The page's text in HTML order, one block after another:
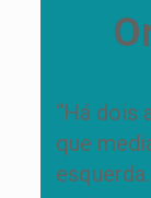
“Há dois
que